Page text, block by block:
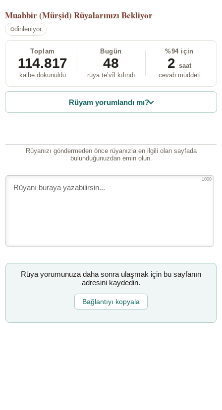
Muabbir (Mürşid) Rüyalarınızı Bekliyor
dinleniyor
Toplam
114.817
kalbe dokunuldu
Bugün
48
rüya te’vîl kılındı
%94 için
2 saat
cevab müddeti
Rüyam yorumlandı mı?
Rüyanızı göndermeden önce rüyanızla en ilgili olan sayfada
bulunduğunuzdan emin olun.
1000
Rüya yorumunuza daha sonra ulaşmak için bu sayfanın
adresini kaydedin.
Bağlantıyı kopyala